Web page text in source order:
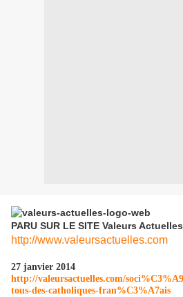
PARU SUR LE SITE Valeurs Actuelles
http://www.valeursactuelles.com
27 janvier 2014
http://valeursactuelles.com/
tous-des-catholiques-fran%C3%A7ais